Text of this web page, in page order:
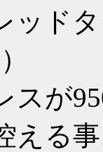
ドタ
が
える